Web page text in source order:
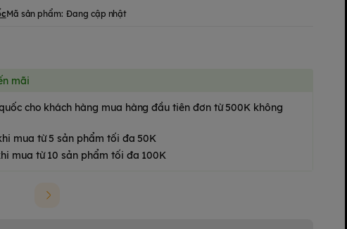
Mã sản phẩm: Đang cập nhật
mãi
cho khách hàng mua hàng đầu tiên đơn từ 500K không
mua từ 5 sản phẩm tối đa 50K
mua từ 10 sản phẩm tối đa 100K